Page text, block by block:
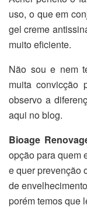
uso, o que em
gel creme
muito eficiente.
Não sou e nem
muita convicção
observo a
aqui no blog.
Bioage
opção para quem
e quer prevenção
de
porém temos que